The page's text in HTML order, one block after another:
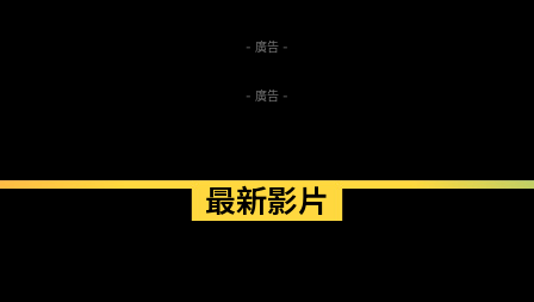
- 廣告 -
- 廣告 -
最新影片